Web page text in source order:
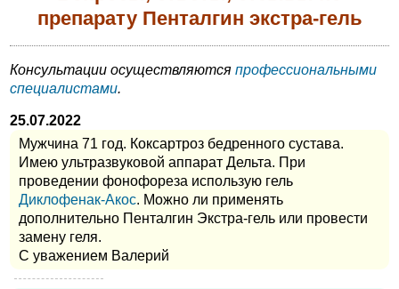
препарату Пенталгин экстра-гель
Консультации осуществляются профессиональными
специалистами.
25.07.2022
Мужчина 71 год. Коксартроз бедренного сустава.
Имею ультразвуковой аппарат Дельта. При
проведении фонофореза использую гель
Диклофенак-Акос. Можно ли применять
дополнительно Пенталгин Экстра-гель или провести
замену геля.
С уважением Валерий